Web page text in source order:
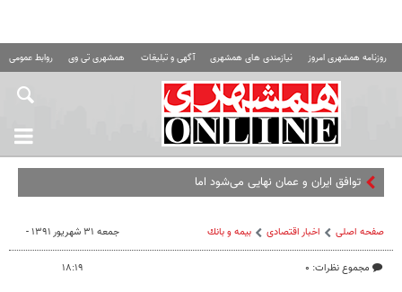
روزنامه همشهری امروز نیازمندی های همشهری آگهی و تبلیغات همشهری تی وی روابط عمومی
توافق ایران و عمان نهایی می‌شود اما ایران زیر بار
صفحه اصلی اخبار اقتصادی بيمه و بانك
مجموع نظرات: ۰
جمعه ۳۱ شهریور ۱۳۹۱ -
۱۸:۱۹